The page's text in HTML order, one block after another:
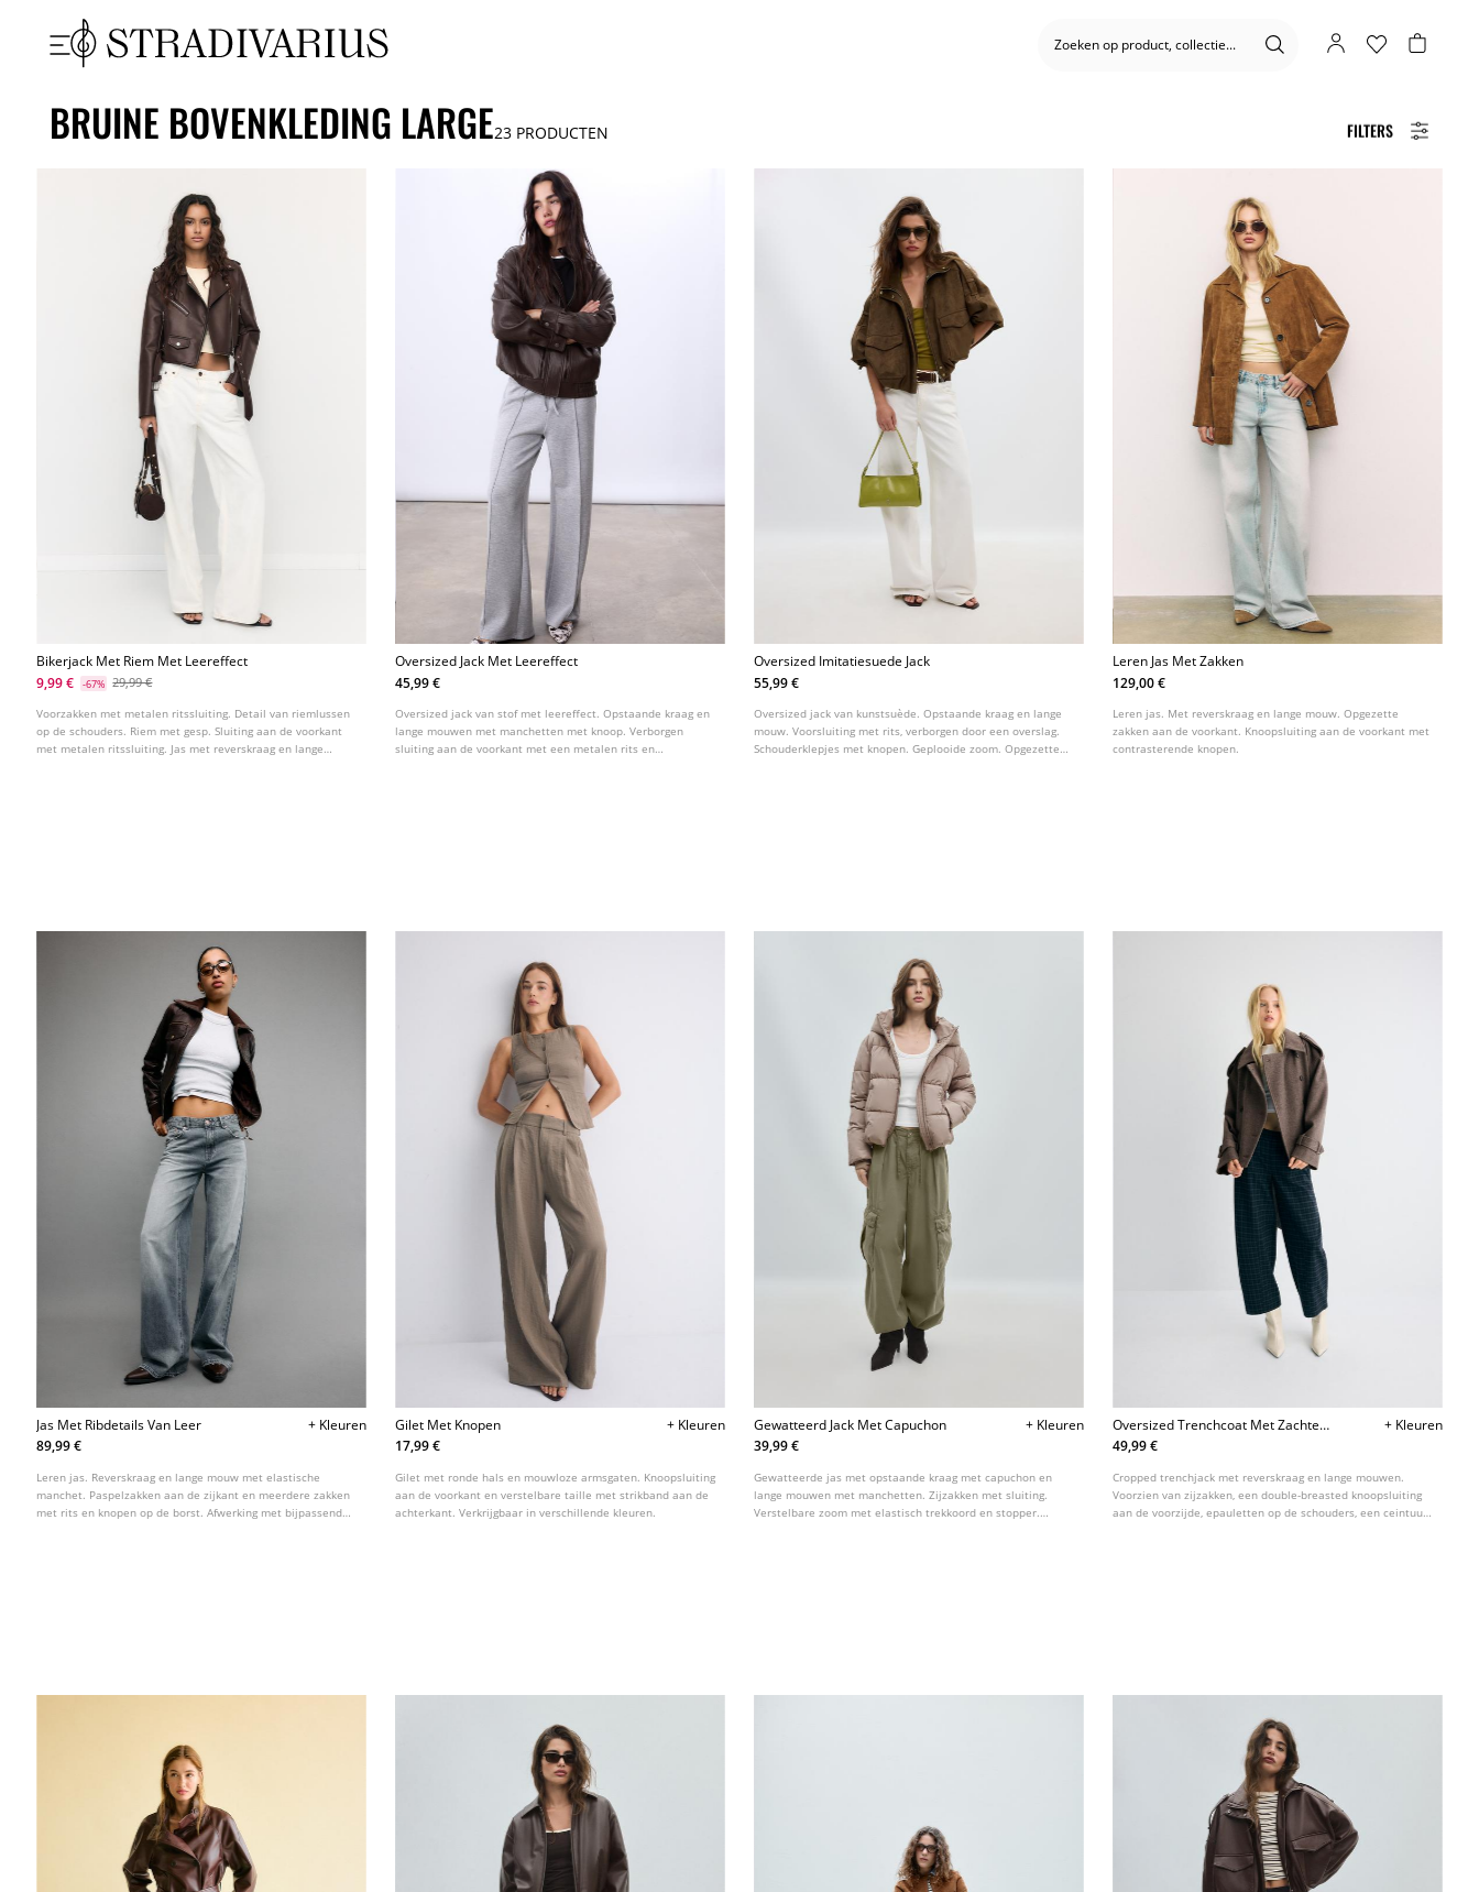
FILTERS
BRUINE BOVENKLEDING LARGE23 PRODUCTEN
Bikerjack Met Riem Met Leereffect
9,99 €
-67% 29,99 €
Voorzakken met metalen ritssluiting. Detail van riemlussen
op de schouders. Riem met gesp. Sluiting aan de voorkant
met metalen ritssluiting. Jas met reverskraag en lange
Oversized Jack Met Leereffect
45,99 €
Oversized jack van stof met leereffect. Opstaande kraag en
lange mouwen met manchetten met knoop. Verborgen
sluiting aan de voorkant met een metalen rits en
Oversized Imitatiesuede Jack
55,99 €
Oversized jack van kunstsuède. Opstaande kraag en lange
mouw. Voorsluiting met rits, verborgen door een overslag.
Schouderklepjes met knopen. Geplooide zoom. Opgezette
Leren Jas Met Zakken
129,00 €
Leren jas. Met reverskraag en lange mouw. Opgezette
zakken aan de voorkant. Knoopsluiting aan de voorkant met
contrasterende knopen.
Jas Met Ribdetails Van Leer
+ Kleuren
89,99 €
Leren jas. Reverskraag en lange mouw met elastische
manchet. Paspelzakken aan de zijkant en meerdere zakken
met rits en knopen op de borst. Afwerking met bijpassende
Gilet Met Knopen
+ Kleuren
17,99 €
Gilet met ronde hals en mouwloze armsgaten. Knoopsluiting
aan de voorkant en verstelbare taille met strikband aan de
achterkant. Verkrijgbaar in verschillende kleuren.
Gewatteerd Jack Met Capuchon
+ Kleuren
39,99 €
Gewatteerde jas met opstaande kraag met capuchon en
lange mouwen met manchetten. Zijzakken met sluiting.
Verstelbare zoom met elastisch trekkoord en stopper.
Oversized Trenchcoat Met Zachte
Touch
+ Kleuren
49,99 €
Cropped trenchjack met reverskraag en lange mouwen.
Voorzien van zijzakken, een double-breasted knoopsluiting
aan de voorzijde, epauletten op de schouders, een ceintuur